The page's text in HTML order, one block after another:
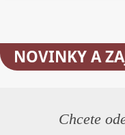
NOVINKYA
Chcete